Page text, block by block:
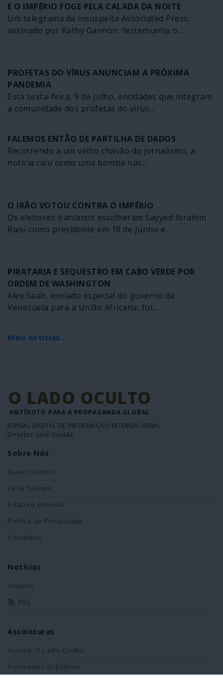
E O IMPÉRIO FOGE PELA CALADA DA NOITE
Um telegrama da insuspeita Associated Press,
assinado por Kathy Gannon, testemunha o...
PROFETAS DO VÍRUS ANUNCIAM A PRÓXIMA
PANDEMIA
Esta sexta-feira, 9 de Julho, entidades que integram
a comunidade dos profetas do vírus...
FALEMOS ENTÃO DE PARTILHA DE DADOS
Recorrendo a um velho chavão do jornalismo, a
notícia caiu como uma bomba nas...
O IRÃO VOTOU CONTRA O IMPÉRIO
Os eleitores iranianos escolheram Sayyed Ibrahim
Raisi como presidente em 18 de Junho e...
PIRATARIA E SEQUESTRO EM CABO VERDE POR
ORDEM DE WASHINGTON
Alex Saab, enviado especial do governo da
Venezuela para a União Africana, foi...
Mais notícias...
O LADO OCULTO
ANTÍDOTO PARA A PROPAGANDA GLOBAL
JORNAL DIGITAL DE INFORMAÇÃO INTERNACIONAL
Director: José Goulão
Sobre Nós
Quem Somos
Ficha Técnica
Estatuto Editorial
Política de Privacidade
Contactos
Notícias
Arquivo
RSS
Assinaturas
Assinar O Lado Oculto
Assinantes Solidários